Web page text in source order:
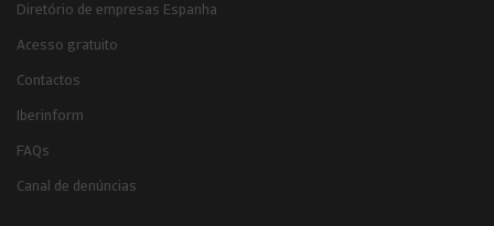
Diretório de empresas Espanha
Acesso gratuito
Contactos
Iberinform
FAQs
Canal de denúncias